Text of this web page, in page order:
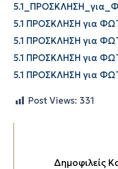
5.1 ΠΡΟΣΚΛΗΣΗ για
5.1 ΠΡΟΣΚΛΗΣΗ για
5.1 ΠΡΟΣΚΛΗΣΗ για
5.1 ΠΡΟΣΚΛΗΣΗ για
Post Views: 331
Δημοφιλείς